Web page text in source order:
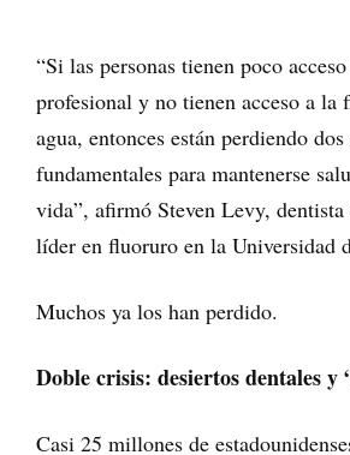
“Si las personas tienen poco
profesional y no tienen acceso a la
agua, entonces están perdiendo
fundamentales para mantenerse
vida”, afirmó Steven Levy,
líder en fluoruro en la Universidad
Muchos ya los han perdido.
Doble crisis: desiertos dentales
Casi 25 millones de